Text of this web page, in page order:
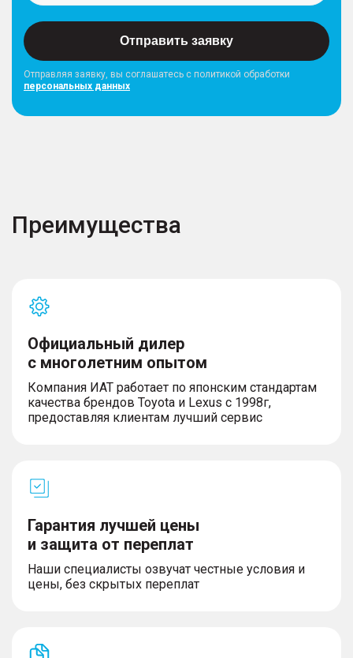
Отправить заявку
Отправляя заявку, вы соглашатесь с политикой обработки
персональных данных
Преимущества
Официальный дилер
с многолетним опытом
Компания ИАТ работает по японским стандартам
качества брендов Toyota и Lexus с 1998г,
предоставляя клиентам лучший сервис
Гарантия лучшей цены
и защита от переплат
Наши специалисты озвучат честные условия и
цены, без скрытых переплат